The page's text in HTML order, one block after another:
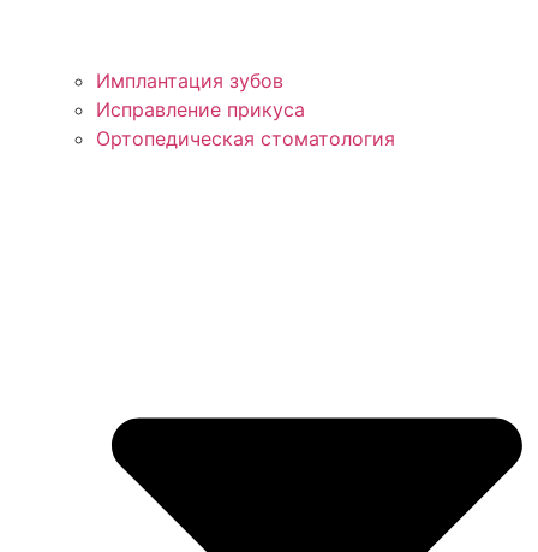
Имплантация зубов
Исправление прикуса
Ортопедическая стоматология